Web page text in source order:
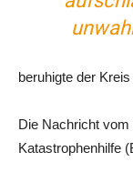
beruhigte der
Die Nachricht
Katastrophenhilfe